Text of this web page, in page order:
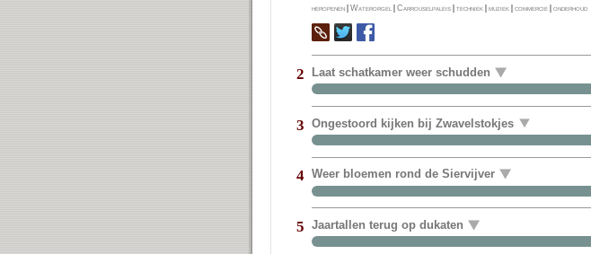
heropenen |Waterorgel |Carrouselpaleis |techniek |muziek |commercie |onderhoud
2 Laat schatkamer weer schudden
3 Ongestoord kijken bij Zwavelstokjes
4 Weer bloemen rond de Siervijver
5 Jaartallen terug op dukaten